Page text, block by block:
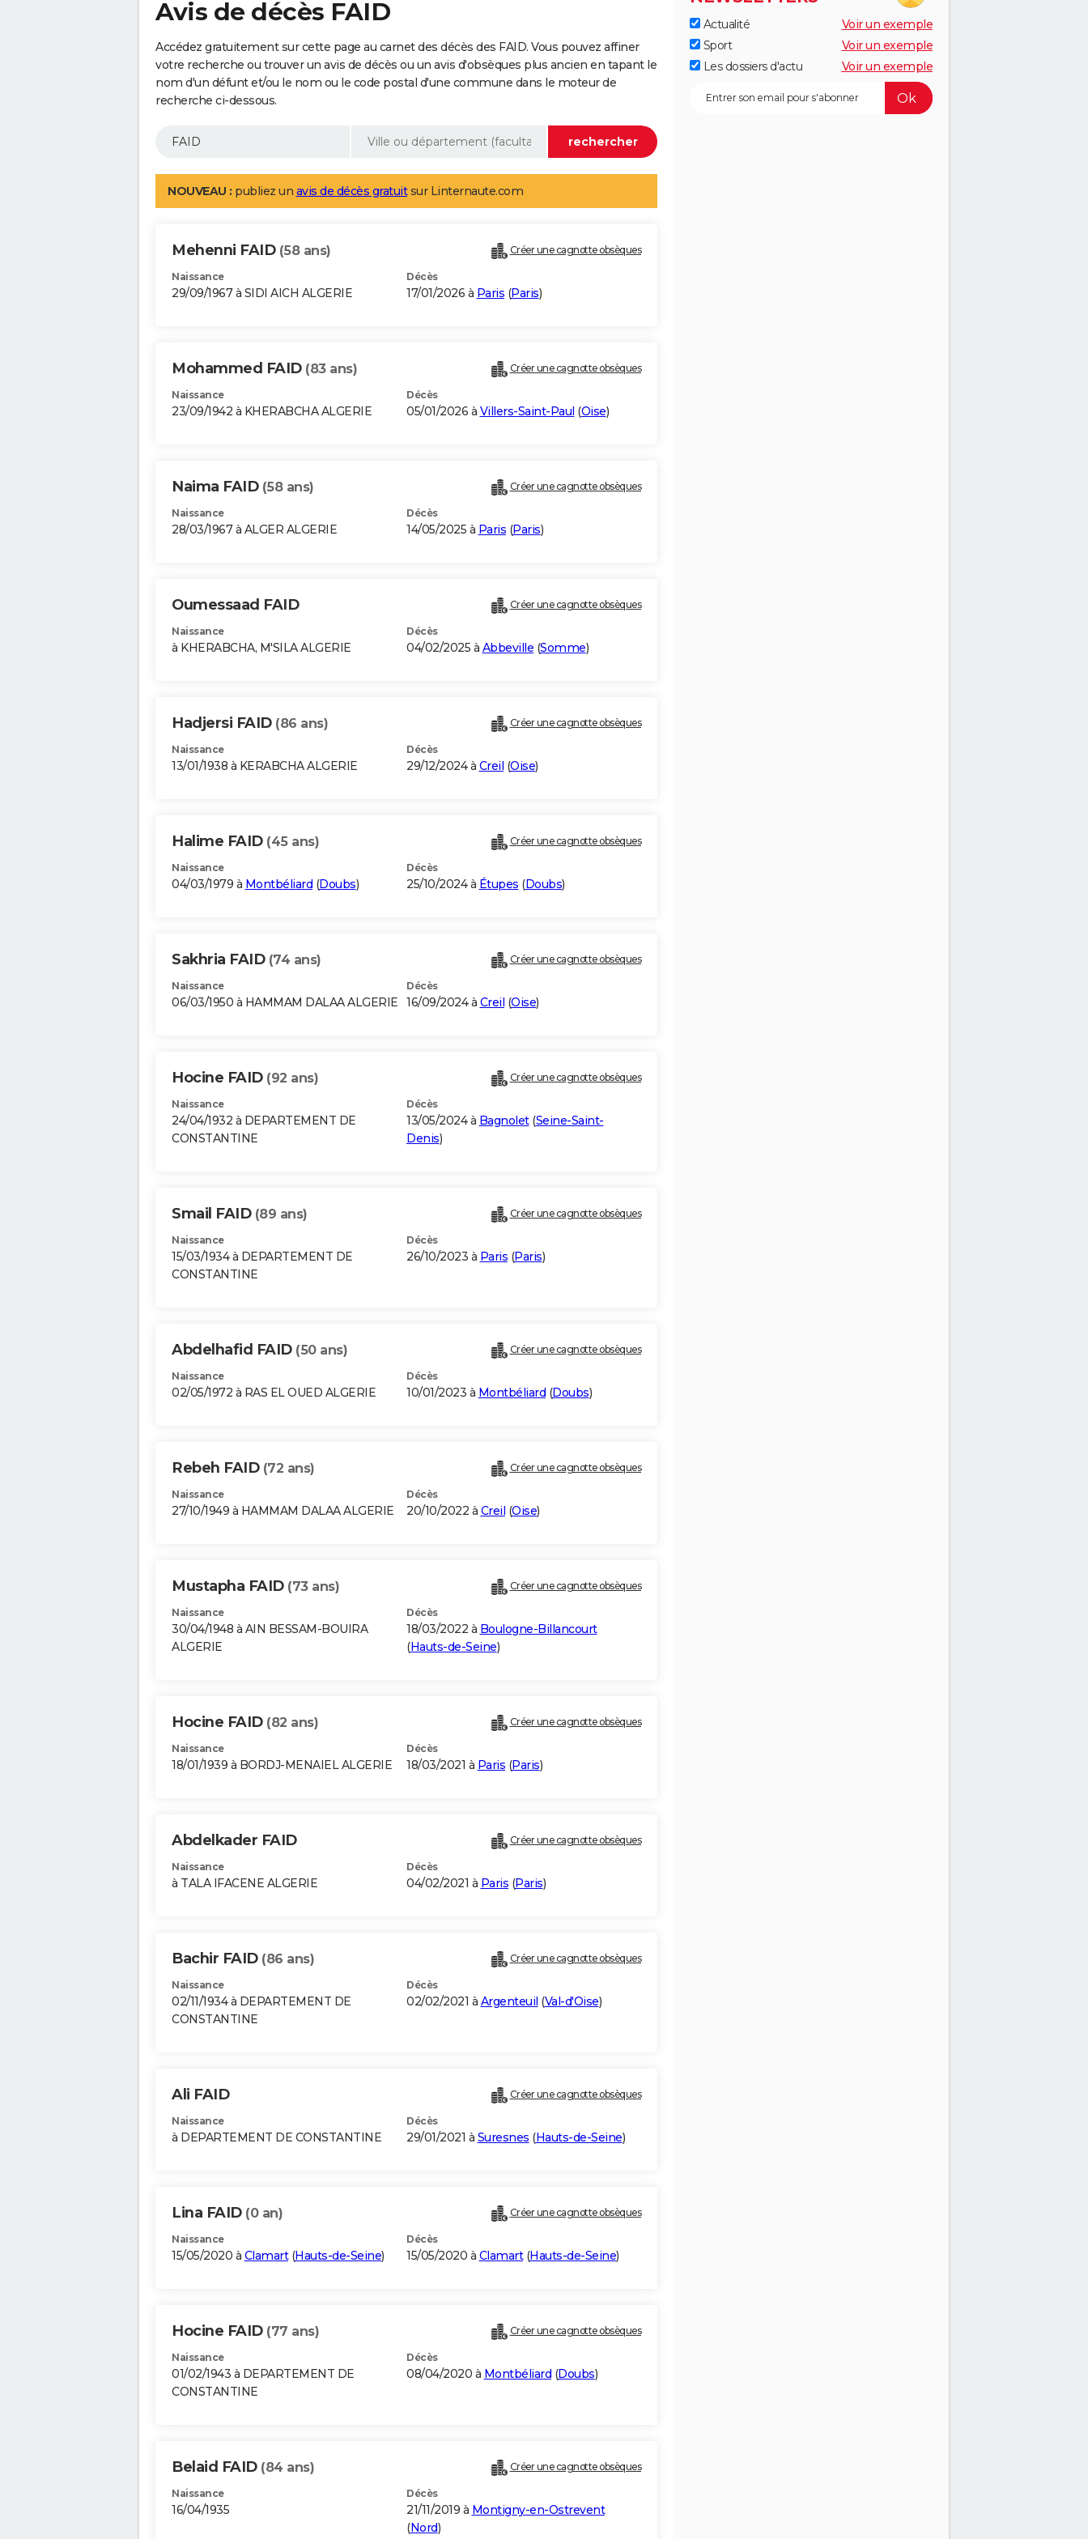
Avis de décès FAID
Accédez gratuitement sur cette page au carnet des décès des FAID. Vous pouvez affiner
votre recherche ou trouver un avis de décès ou un avis d'obsèques plus ancien en tapant le
nom d'un défunt et/ou le nom ou le code postal d'une commune dans le moteur de
recherche ci-dessous.
NOUVEAU : publiez un avis de décès gratuitsur Linternaute.com
Mehenni FAID (58 ans) Créer une cagnotte obsèques
Naissance
29/09/1967 à SIDI AICH ALGERIE
Décès
17/01/2026 à Paris (Paris)
Mohammed FAID (83 ans) Créer une cagnotte obsèques
Naissance
23/09/1942 à KHERABCHA ALGERIE
Décès
05/01/2026 à Villers-Saint-Paul (Oise)
Naima FAID (58 ans) Créer une cagnotte obsèques
Naissance
28/03/1967 à ALGER ALGERIE
Décès
14/05/2025 à Paris (Paris)
Oumessaad FAID Créer une cagnotte obsèques
Naissance
à KHERABCHA, M'SILA ALGERIE
Décès
04/02/2025 à Abbeville (Somme)
Hadjersi FAID (86 ans) Créer une cagnotte obsèques
Naissance
13/01/1938 à KERABCHA ALGERIE
Décès
29/12/2024 à Creil (Oise)
Halime FAID (45 ans) Créer une cagnotte obsèques
Naissance
04/03/1979 à Montbéliard (Doubs)
Décès
25/10/2024 à Étupes (Doubs)
Sakhria FAID (74 ans) Créer une cagnotte obsèques
Naissance
06/03/1950 à HAMMAM DALAA ALGERIE
Décès
16/09/2024 à Creil (Oise)
Hocine FAID (92 ans) Créer une cagnotte obsèques
Naissance
24/04/1932 à DEPARTEMENT DE
CONSTANTINE
Décès
13/05/2024 à Bagnolet(Seine-Saint-
Denis)
Smail FAID (89 ans) Créer une cagnotte obsèques
Naissance
15/03/1934 à DEPARTEMENT DE
CONSTANTINE
Décès
26/10/2023 à Paris (Paris)
Abdelhafid FAID (50 ans) Créer une cagnotte obsèques
Naissance
02/05/1972 à RAS EL OUED ALGERIE
Décès
10/01/2023 à Montbéliard (Doubs)
Rebeh FAID (72 ans) Créer une cagnotte obsèques
Naissance
27/10/1949 à HAMMAM DALAA ALGERIE
Décès
20/10/2022 à Creil (Oise)
Mustapha FAID (73 ans) Créer une cagnotte obsèques
Naissance
30/04/1948 à AIN BESSAM-BOUIRA
ALGERIE
Décès
18/03/2022 à Boulogne-Billancourt
(Hauts-de-Seine)
Hocine FAID (82 ans) Créer une cagnotte obsèques
Naissance
18/01/1939 à BORDJ-MENAIEL ALGERIE
Décès
18/03/2021 à Paris (Paris)
Abdelkader FAID Créer une cagnotte obsèques
Naissance
à TALA IFACENE ALGERIE
Décès
04/02/2021 à Paris (Paris)
Bachir FAID (86 ans) Créer une cagnotte obsèques
Naissance
02/11/1934 à DEPARTEMENT DE
CONSTANTINE
Décès
02/02/2021 à Argenteuil (Val-d'Oise)
Ali FAID Créer une cagnotte obsèques
Naissance
à DEPARTEMENT DE CONSTANTINE
Décès
29/01/2021 à Suresnes (Hauts-de-Seine)
Lina FAID (0 an) Créer une cagnotte obsèques
Naissance
15/05/2020 à Clamart(Hauts-de-Seine)
Décès
15/05/2020 à Clamart(Hauts-de-Seine)
Hocine FAID (77 ans) Créer une cagnotte obsèques
Naissance
01/02/1943 à DEPARTEMENT DE
CONSTANTINE
Décès
08/04/2020 à Montbéliard (Doubs)
Belaid FAID (84 ans) Créer une cagnotte obsèques
Naissance
16/04/1935
Décès
21/11/2019 à Montigny-en-Ostrevent
(Nord)
Actualité
Voir un exemple
Sport
Voir un exemple
Les dossiers d'actu
Voir un exemple